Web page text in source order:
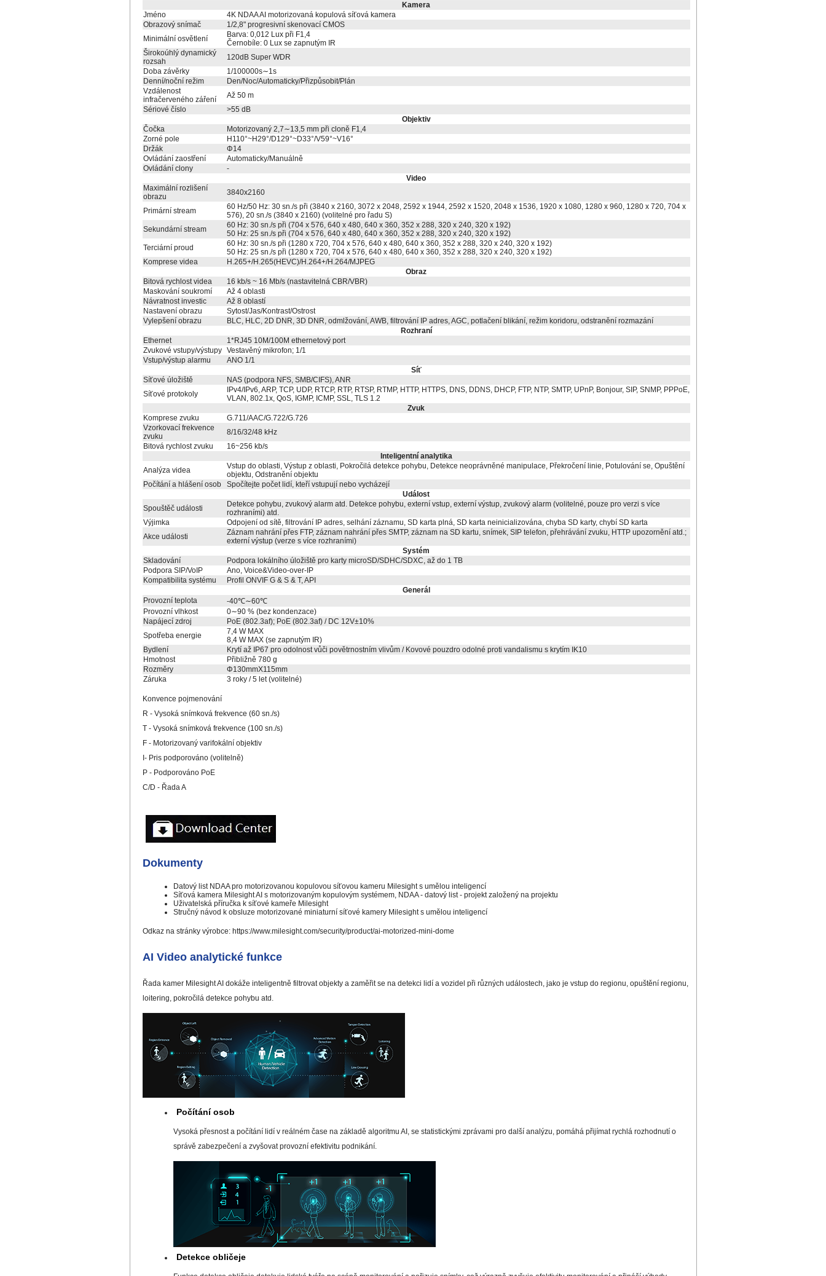
Kamera
Jméno
4K NDAA AI motorizovaná kopulová síťová kamera
Obrazový snímač
1/2,8" progresivní skenovací CMOS
Minimální osvětlení
Barva: 0,012 Lux při F1,4
Černobíle: 0 Lux se zapnutým IR
Širokoúhlý dynamický
rozsah
120dB Super WDR
Doba závěrky
1/100000s∼1s
Denní/noční režim
Den/Noc/Automaticky/Přizpůsobit/Plán
Vzdálenost
infračerveného záření
Až 50 m
Sériové číslo
>55 dB
Objektiv
Čočka
Motorizovaný 2,7∼13,5 mm při cloně F1,4
Zorné pole
H110°~H29°/D129°~D33°/V59°~V16°
Držák
Φ14
Ovládání zaostření
Automaticky/Manuálně
Ovládání clony
-
Video
Maximální rozlišení
obrazu
3840x2160
Primární stream
60 Hz/50 Hz: 30 sn./s při (3840 x 2160, 3072 x 2048, 2592 x 1944, 2592 x 1520, 2048 x 1536, 1920 x 1080, 1280 x 960, 1280 x 720, 704 x
576), 20 sn./s (3840 x 2160) (volitelné pro řadu S)
Sekundární stream
60 Hz: 30 sn./s při (704 x 576, 640 x 480, 640 x 360, 352 x 288, 320 x 240, 320 x 192)
50 Hz: 25 sn./s při (704 x 576, 640 x 480, 640 x 360, 352 x 288, 320 x 240, 320 x 192)
Terciární proud
60 Hz: 30 sn./s při (1280 x 720, 704 x 576, 640 x 480, 640 x 360, 352 x 288, 320 x 240, 320 x 192)
50 Hz: 25 sn./s při (1280 x 720, 704 x 576, 640 x 480, 640 x 360, 352 x 288, 320 x 240, 320 x 192)
Komprese videa
H.265+/H.265(HEVC)/H.264+/H.264/MJPEG
Obraz
Bitová rychlost videa
16 kb/s ~ 16 Mb/s (nastavitelná CBR/VBR)
Maskování soukromí
Až 4 oblasti
Návratnost investic
Až 8 oblastí
Nastavení obrazu
Sytost/Jas/Kontrast/Ostrost
Vylepšení obrazu
BLC, HLC, 2D DNR, 3D DNR, odmlžování, AWB, filtrování IP adres, AGC, potlačení blikání, režim koridoru, odstranění rozmazání
Rozhraní
Ethernet
1*RJ45 10M/100M ethernetový port
Zvukové vstupy/výstupy
Vestavěný mikrofon; 1/1
Vstup/výstup alarmu
ANO 1/1
Síť
Síťové úložiště
NAS (podpora NFS, SMB/CIFS), ANR
Síťové protokoly
IPv4/IPv6, ARP, TCP, UDP, RTCP, RTP, RTSP, RTMP, HTTP, HTTPS, DNS, DDNS, DHCP, FTP, NTP, SMTP, UPnP, Bonjour, SIP, SNMP, PPPoE,
VLAN, 802.1x, QoS, IGMP, ICMP, SSL, TLS 1.2
Zvuk
Komprese zvuku
G.711/AAC/G.722/G.726
Vzorkovací frekvence
zvuku
8/16/32/48 kHz
Bitová rychlost zvuku
16~256 kb/s
Inteligentní analytika
Analýza videa
Vstup do oblasti, Výstup z oblasti, Pokročilá detekce pohybu, Detekce neoprávněné manipulace, Překročení linie, Potulování se, Opuštění
objektu, Odstranění objektu
Počítání a hlášení osob
Spočítejte počet lidí, kteří vstupují nebo vycházejí
Událost
Spouštěč události
Detekce pohybu, zvukový alarm atd. Detekce pohybu, externí vstup, externí výstup, zvukový alarm (volitelné, pouze pro verzi s více
rozhraními) atd.
Výjimka
Odpojení od sítě, filtrování IP adres, selhání záznamu, SD karta plná, SD karta neinicializována, chyba SD karty, chybí SD karta
Akce události
Záznam nahrání přes FTP, záznam nahrání přes SMTP, záznam na SD kartu, snímek, SIP telefon, přehrávání zvuku, HTTP upozornění atd.;
externí výstup (verze s více rozhraními)
Systém
Skladování
Podpora lokálního úložiště pro karty microSD/SDHC/SDXC, až do 1 TB
Podpora SIP/VoIP
Ano, Voice&Video-over-IP
Kompatibilita systému
Profil ONVIF G & S & T, API
Generál
Provozní teplota
-40℃∼60℃
Provozní vlhkost
0∼90 % (bez kondenzace)
Napájecí zdroj
PoE (802.3af); PoE (802.3af) / DC 12V±10%
Spotřeba energie
7,4 W MAX
8,4 W MAX (se zapnutým IR)
Bydlení
Krytí až IP67 pro odolnost vůči povětrnostním vlivům / Kovové pouzdro odolné proti vandalismu s krytím IK10
Hmotnost
Přibližně 780 g
Rozměry
Φ130mmX115mm
Záruka
3 roky / 5 let (volitelné)
Konvence pojmenování
R - Vysoká snímková frekvence (60 sn./s)
T - Vysoká snímková frekvence (100 sn./s)
F - Motorizovaný varifokální objektiv
I- Pris podporováno (volitelně)
P - Podporováno PoE
C/D - Řada A
Dokumenty
Datový list NDAA pro motorizovanou kopulovou síťovou kameru Milesight s umělou inteligencí
Síťová kamera Milesight AI s motorizovaným kopulovým systémem, NDAA - datový list - projekt založený na projektu
Uživatelská příručka k síťové kameře Milesight
Stručný návod k obsluze motorizované miniaturní síťové kamery Milesight s umělou inteligencí
Odkaz na stránky výrobce: https://www.milesight.com/security/product/ai-motorized-mini-dome
AI Video analytické funkce
Řada kamer Milesight AI dokáže inteligentně filtrovat objekty a zaměřit se na detekci lidí a vozidel při různých událostech, jako je vstup do regionu, opuštění regionu,
loitering, pokročilá detekce pohybu atd.
Počítání osob
Vysoká přesnost a počítání lidí v reálném čase na základě algoritmu AI, se statistickými zprávami pro další analýzu, pomáhá přijímat rychlá rozhodnutí o
správě zabezpečení a zvyšovat provozní efektivitu podnikání.
Detekce obličeje